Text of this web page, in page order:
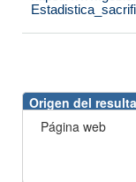
Origen del
Página web